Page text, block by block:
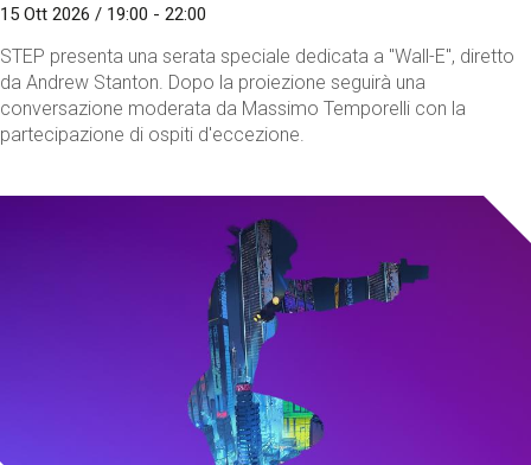
15 Ott 2026 / 19:00 - 22:00
STEP presenta una serata speciale dedicata a "Wall-E", diretto
da Andrew Stanton. Dopo la proiezione seguirà una
conversazione moderata da Massimo Temporelli con la
partecipazione di ospiti d'eccezione.